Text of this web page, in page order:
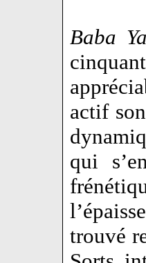
Baba
actif
qui
trouvé